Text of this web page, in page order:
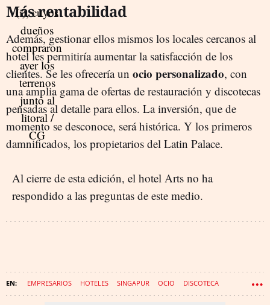
Más rentabilidad
Además, gestionar ellos mismos los locales cercanos al
hotel les permitiría aumentar la satisfacción de los
clientes. Se les ofrecería un ocio personalizado, con
una amplia gama de ofertas de restauración y discotecas
pensadas al detalle para ellos. La inversión, que de
momento se desconoce, será histórica. Y los primeros
damnificados, los propietarios del Latin Palace.
Al cierre de esta edición, el hotel Arts no ha
respondido a las preguntas de este medio.
EMPRESARIOS HOTELES SINGAPUR OCIO DISCOTECA